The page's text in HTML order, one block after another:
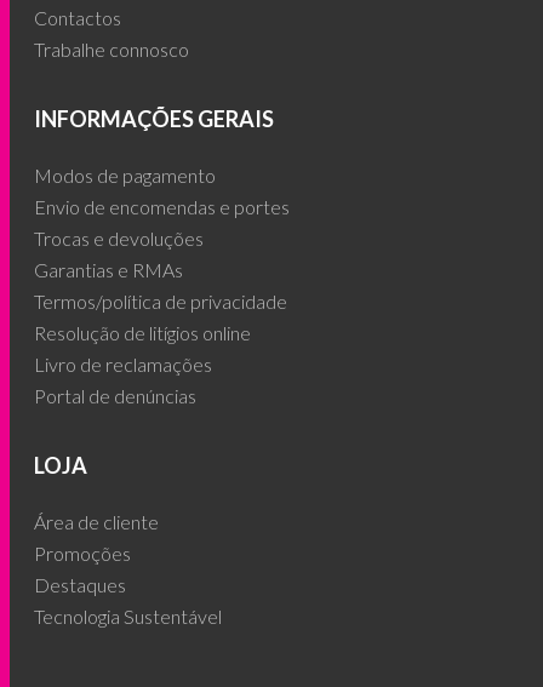
Contactos
Trabalhe connosco
INFORMAÇÕES GERAIS
Modos de pagamento
Envio de encomendas e portes
Trocas e devoluções
Garantias e RMAs
Termos/política de privacidade
Resolução de litígios online
Livro de reclamações
Portal de denúncias
LOJA
Área de cliente
Promoções
Destaques
Tecnologia Sustentável